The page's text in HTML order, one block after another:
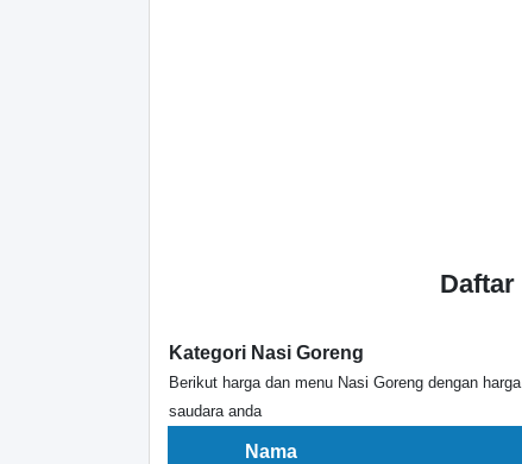
Daftar
Kategori Nasi Goreng
Berikut harga dan menu Nasi Goreng dengan
saudara anda
Nama